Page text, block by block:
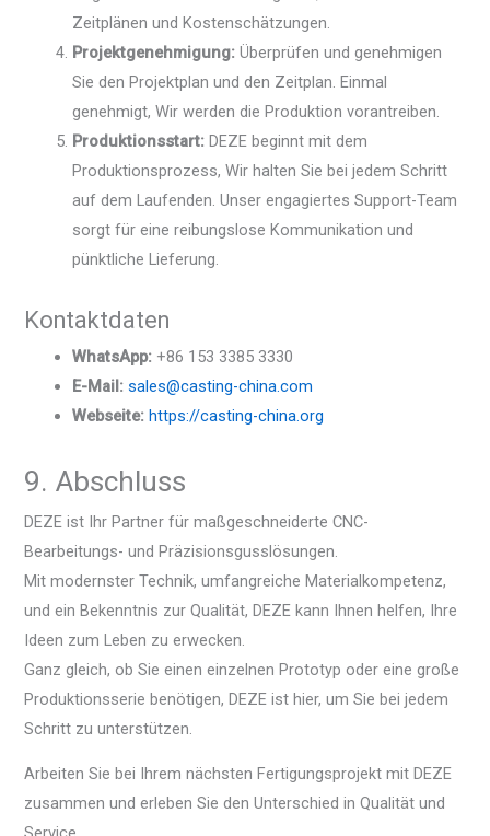
Zeitplänen und Kostenschätzungen.
Projektgenehmigung: Überprüfen und genehmigen
Sie den Projektplan und den Zeitplan. Einmal
genehmigt, Wir werden die Produktion vorantreiben.
Produktionsstart: DEZE beginnt mit dem
Produktionsprozess, Wir halten Sie bei jedem Schritt
auf dem Laufenden. Unser engagiertes Support-Team
sorgt für eine reibungslose Kommunikation und
pünktliche Lieferung.
Kontaktdaten
WhatsApp: +86 153 3385 3330
E-Mail: sales@casting-china.com
Webseite: https://casting-china.org
9. Abschluss
DEZE ist Ihr Partner für maßgeschneiderte CNC-
Bearbeitungs- und Präzisionsgusslösungen.
Mit modernster Technik, umfangreiche Materialkompetenz,
und ein Bekenntnis zur Qualität, DEZE kann Ihnen helfen, Ihre
Ideen zum Leben zu erwecken.
Ganz gleich, ob Sie einen einzelnen Prototyp oder eine große
Produktionsserie benötigen, DEZE ist hier, um Sie bei jedem
Schritt zu unterstützen.
Arbeiten Sie bei Ihrem nächsten Fertigungsprojekt mit DEZE
zusammen und erleben Sie den Unterschied in Qualität und